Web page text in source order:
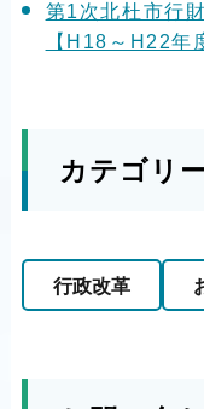
第1次北杜市行
【H18～H22年
カテゴリ
行政改革